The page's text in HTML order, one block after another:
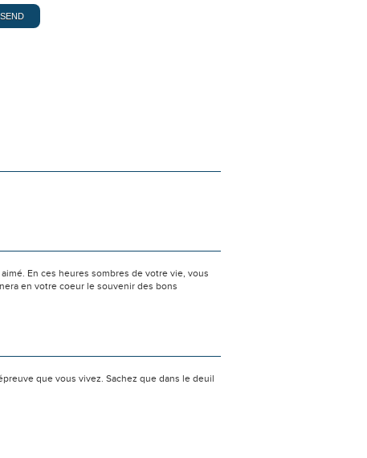
En ces heures sombres de votre vie, vous
en votre coeur le souvenir des bons
que vous vivez. Sachez que dans le deuil